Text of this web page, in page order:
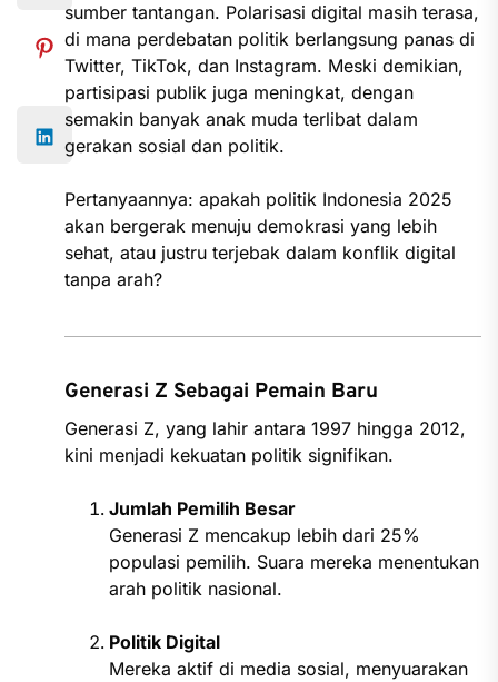
sumber tantangan. Polarisasi digital masih terasa,
di mana perdebatan politik berlangsung panas di
Twitter, TikTok, dan Instagram. Meski demikian,
partisipasi publik juga meningkat, dengan
semakin banyak anak muda terlibat dalam
gerakan sosial dan politik.
Pertanyaannya: apakah politik Indonesia 2025
akan bergerak menuju demokrasi yang lebih
sehat, atau justru terjebak dalam konflik digital
tanpa arah?
Generasi Z Sebagai Pemain Baru
Generasi Z, yang lahir antara 1997 hingga 2012,
kini menjadi kekuatan politik signifikan.
Jumlah Pemilih Besar
Generasi Z mencakup lebih dari 25%
populasi pemilih. Suara mereka menentukan
arah politik nasional.
Politik Digital
Mereka aktif di media sosial, menyuarakan